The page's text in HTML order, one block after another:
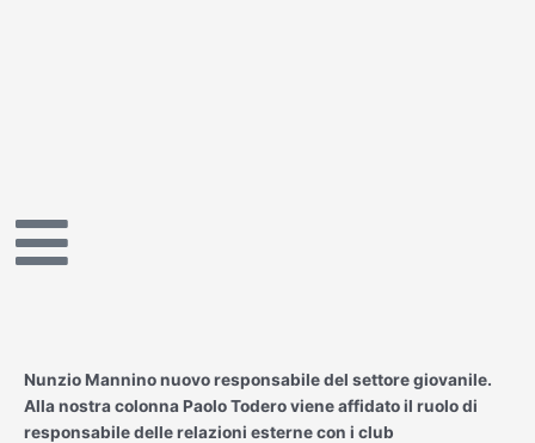
Nunzio Mannino nuovo responsabile del settore giovanile.
Alla nostra colonna Paolo Todero viene affidato il ruolo di
responsabile delle relazioni esterne con i club